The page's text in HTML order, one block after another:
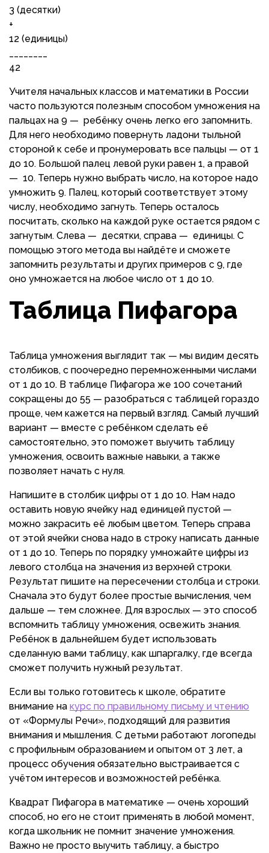
3 (десятки)
+
12 (единицы)
42
Учителя начальных классов и математики в России
часто пользуются полезным способом умножения на
пальцах на 9 — ребёнку очень легко его запомнить.
Для него необходимо повернуть ладони тыльной
стороной к себе и пронумеровать все пальцы — от 1
до 10. Большой палец левой руки равен 1, а правой
— 10. Теперь нужно выбрать число, на которое надо
умножить 9. Палец, который соответствует этому
числу, необходимо загнуть. Теперь осталось
посчитать, сколько на каждой руке остается рядом с
загнутым. Слева — десятки, справа — единицы. С
помощью этого метода вы найдёте и сможете
запомнить результаты и других примеров с 9, где
оно умножается на любое число от 1 до 10.
Таблица Пифагора
Таблица умножения выглядит так — мы видим десять
столбиков, с поочередно перемноженными числами
от 1 до 10. В таблице Пифагора же 100 сочетаний
сокращены до 55 — разобраться с таблицей гораздо
проще, чем кажется на первый взгляд. Самый лучший
вариант — вместе с ребёнком сделать её
самостоятельно, это поможет выучить таблицу
умножения, освоить важные навыки, а также
позволяет начать с нуля.
Напишите в столбик цифры от 1 до 10. Нам надо
оставить новую ячейку над единицей пустой —
можно закрасить её любым цветом. Теперь справа
от этой ячейки снова надо в строку написать данные
от 1 до 10. Теперь по порядку умножайте цифры из
левого столбца на значения из верхней строки.
Результат пишите на пересечении столбца и строки.
Сначала это будут более простые вычисления, чем
дальше — тем сложнее. Для взрослых — это способ
вспомнить таблицу умножения, освежить знания.
Ребёнок в дальнейшем будет использовать
сделанную вами таблицу, как шпаргалку, где всегда
сможет получить нужный результат.
Если вы только готовитесь к школе, обратите
внимание на курс по правильному письму и чтению
от «Формулы Речи», подходящий для развития
внимания и мышления. С детьми работают логопеды
с профильным образованием и опытом от 3 лет, а
процесс обучения обязательно выстраивается с
учётом интересов и возможностей ребёнка.
Квадрат Пифагора в математике — очень хороший
способ, но его не стоит применять в любой момент,
когда школьник не помнит значение умножения.
Важно не просто выучить таблицу, а быстро